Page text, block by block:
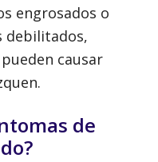
engrosados o
debilitados,
causar
de